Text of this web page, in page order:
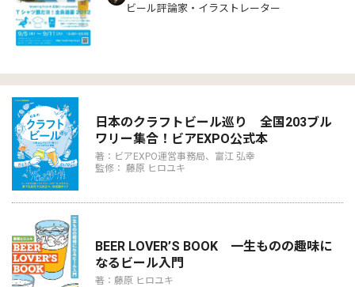
ビール評論家・イラストレーター
日本のクラフトビール巡り 全国203ブル
ワリー集合！ビアEXPO公式本
著：ビアEXPO運営事務局、富江 弘幸
監修： 藤原 ヒロユキ
BEER LOVER’S BOOK 一生ものの趣味に
なるビール入門
著：藤原 ヒロユキ